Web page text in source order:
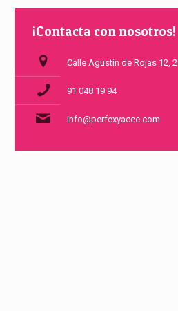
¡Contacta con nosotros!
Calle Agustín de Rojas 12,
91 048 19 94
info@perfexyacee.com